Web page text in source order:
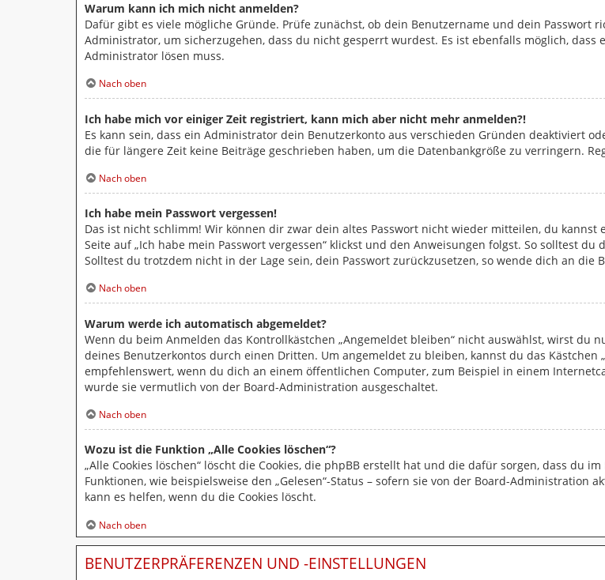
Warum kann ich mich nicht anmelden?
Dafür gibt es viele mögliche Gründe. Prüfe zunächst, ob dein Benutzername und dein Passwort
Administrator, um sicherzugehen, dass du nicht gesperrt wurdest. Es ist ebenfalls möglich,
Administrator lösen muss.
Nach oben
Ich habe mich vor einiger Zeit registriert, kann mich aber nicht mehr anmelden?!
Es kann sein, dass ein Administrator dein Benutzerkonto aus verschieden Gründen deaktiviert
die für längere Zeit keine Beiträge geschrieben haben, um die Datenbankgröße zu verringern.
Nach oben
Ich habe mein Passwort vergessen!
Das ist nicht schlimm! Wir können dir zwar dein altes Passwort nicht wieder mitteilen, du
Seite auf „Ich habe mein Passwort vergessen“ klickst und den Anweisungen folgst. So solltest
Solltest du trotzdem nicht in der Lage sein, dein Passwort zurückzusetzen, so wende dich an die
Nach oben
Warum werde ich automatisch abgemeldet?
Wenn du beim Anmelden das Kontrollkästchen „Angemeldet bleiben“ nicht auswählst, wirst du
deines Benutzerkontos durch einen Dritten. Um angemeldet zu bleiben, kannst du das
empfehlenswert, wenn du dich an einem öffentlichen Computer, zum Beispiel in einem
wurde sie vermutlich von der Board-Administration ausgeschaltet.
Nach oben
Wozu ist die Funktion „Alle Cookies löschen“?
„Alle Cookies löschen“ löscht die Cookies, die phpBB erstellt hat und die dafür sorgen, dass du
Funktionen, wie beispielsweise den „Gelesen“-Status – sofern sie von der Board-
kann es helfen, wenn du die Cookies löscht.
Nach oben
BENUTZERPRÄFERENZEN UND -EINSTELLUNGEN